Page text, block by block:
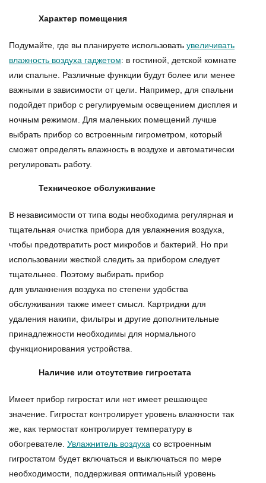
Характер помещения
Подумайте, где вы планируете использовать увеличивать
влажность воздуха гаджетом: в гостиной, детской комнате
или спальне. Различные функции будут более или менее
важными в зависимости от цели. Например, для спальни
подойдет прибор с регулируемым освещением дисплея и
ночным режимом. Для маленьких помещений лучше
выбрать прибор со встроенным гигрометром, который
сможет определять влажность в воздухе и автоматически
регулировать работу.
Техническое обслуживание
В независимости от типа воды необходима регулярная и
тщательная очистка прибора для увлажнения воздуха
чтобы предотвратить рост микробов и бактерий. Но при
использовании жесткой следить за прибором следует
тщательнее. Поэтому выбирать прибор
для увлажнения воздуха по степени удобства
обслуживания также имеет смысл. Картриджи для
удаления накипи фильтры и другие дополнительные
принадлежности необходимы для нормального
функционирования устройства.
Наличие или отсутствие гигростата
Имеет прибор гигростат или нет имеет решающее
значение. Гигростат контролирует уровень влажности так
же, как термостат контролирует температуру в
обогревателе. Увлажнитель воздуха со встроенным
гигростатом будет включаться и выключаться по мере
необходимости, поддерживая оптимальный уровень